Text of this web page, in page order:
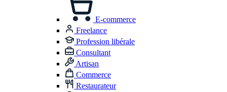
E-commerce
Freelance
Profession libérale
Consultant
Artisan
Commerce
Restaurateur